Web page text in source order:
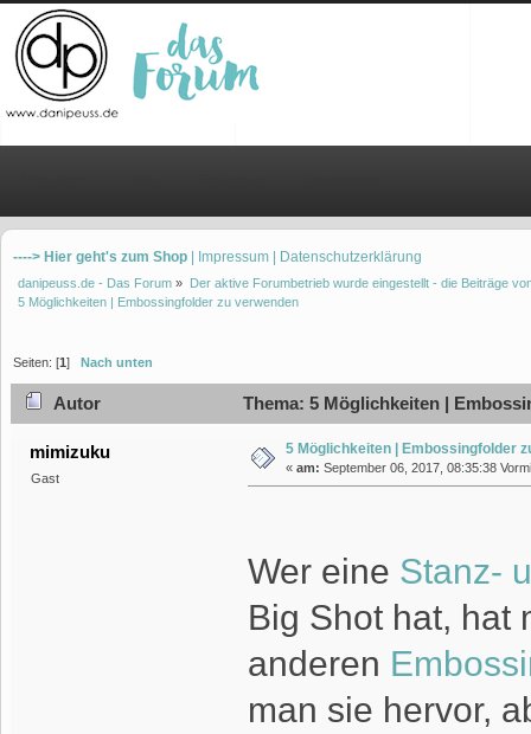
----> Hier geht's zum Shop | Impressum | Datenschutzerklärung
danipeuss.de - Das Forum » Der aktive Forumbetrieb wurde eingestellt - die Beiträge
5 Möglichkeiten | Embossingfolder zu verwenden
Seiten: [1] Nach unten
Autor Thema: 5 Möglichkeiten |
mimizuku
Gast
5 Möglichkeiten | Embossingfolder
« am: September 06, 2017, 08:35:38
Wer eine Stanz-
Big Shot hat, hat
anderen
man sie hervor,